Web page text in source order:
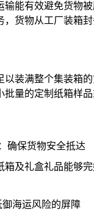
输能有效避免货物
，货物从工厂装箱
以装满整个集装箱
批量的定制纸箱样
确保货物安全抵达
箱及礼盒礼品能够
海运风险的屏障